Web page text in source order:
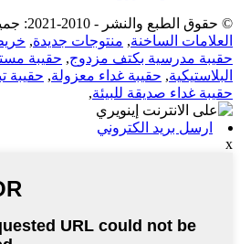
© حقوق الطبع والنشر - 2010-2021: جميع الحقوق محفوظة.
العلامات الساخنة, منتوجات جديدة,
حقيبة مدرسية بكتف مزدوج, حقيبة
البلاستيكية, حقيبة غداء معزولة, حقيبة
حقيبة غداء صديقة للبيئة,
ارسل بريد الكتروني
x